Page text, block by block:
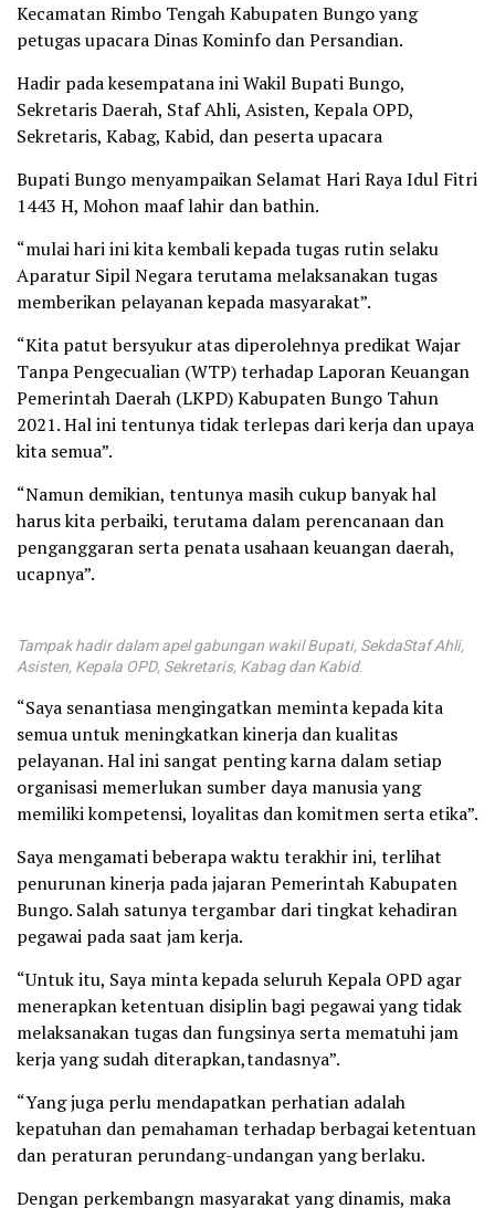
Kecamatan Rimbo Tengah Kabupaten Bungo yang
petugas upacara Dinas Kominfo dan Persandian.
Hadir pada kesempatana ini Wakil Bupati Bungo,
Sekretaris Daerah, Staf Ahli, Asisten, Kepala OPD,
Sekretaris, Kabag, Kabid, dan peserta upacara
Bupati Bungo menyampaikan Selamat Hari Raya Idul Fitri
1443 H, Mohon maaf lahir dan bathin.
“mulai hari ini kita kembali kepada tugas rutin selaku
Aparatur Sipil Negara terutama melaksanakan tugas
memberikan pelayanan kepada masyarakat”.
“Kita patut bersyukur atas diperolehnya predikat Wajar
Tanpa Pengecualian (WTP) terhadap Laporan Keuangan
Pemerintah Daerah (LKPD) Kabupaten Bungo Tahun
2021. Hal ini tentunya tidak terlepas dari kerja dan upaya
kita semua”.
“Namun demikian, tentunya masih cukup banyak hal
harus kita perbaiki, terutama dalam perencanaan dan
penganggaran serta penata usahaan keuangan daerah,
ucapnya”.
Tampak hadir dalam apel gabungan wakil Bupati, SekdaStaf Ahli,
Asisten, Kepala OPD, Sekretaris, Kabag dan Kabid.
“Saya senantiasa mengingatkan meminta kepada kita
semua untuk meningkatkan kinerja dan kualitas
pelayanan. Hal ini sangat penting karna dalam setiap
organisasi memerlukan sumber daya manusia yang
memiliki kompetensi, loyalitas dan komitmen serta etika”.
Saya mengamati beberapa waktu terakhir ini, terlihat
penurunan kinerja pada jajaran Pemerintah Kabupaten
Bungo. Salah satunya tergambar dari tingkat kehadiran
pegawai pada saat jam kerja.
“Untuk itu, Saya minta kepada seluruh Kepala OPD agar
menerapkan ketentuan disiplin bagi pegawai yang tidak
melaksanakan tugas dan fungsinya serta mematuhi jam
kerja yang sudah diterapkan,tandasnya”.
“Yang juga perlu mendapatkan perhatian adalah
kepatuhan dan pemahaman terhadap berbagai ketentuan
dan peraturan perundang-undangan yang berlaku.
Dengan perkembangn masyarakat yang dinamis, maka